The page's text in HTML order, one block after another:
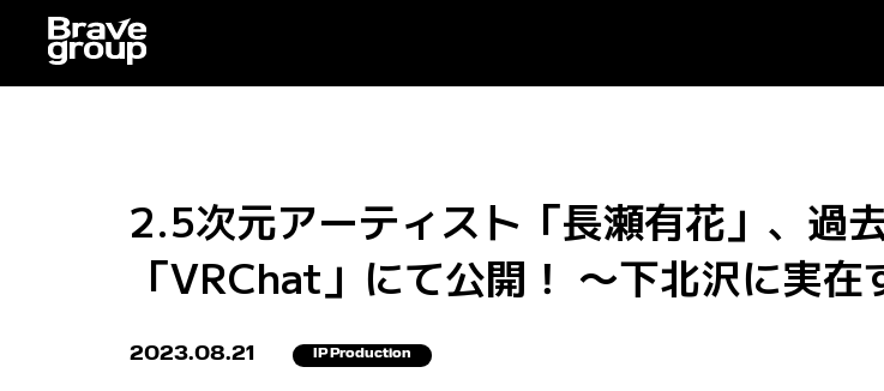
2.5次元アーティスト「長瀬有花」、過
「VRChat」にて公開！ 〜下北沢に実
2023.08.21 IP Production